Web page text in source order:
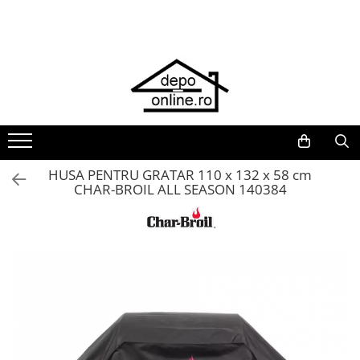
Grătare barbeque din fontă
România
Grătare tehnice din fontă România
Vase de gătit din fontă România
Grătare din inox
HUSA PENTRU GRATAR 110 x 132 x 58 cm
CHAR-BROIL ALL SEASON 140384